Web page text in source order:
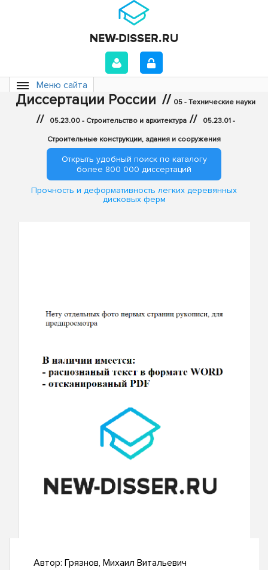
Меню сайта
Диссертации России // 05 - Технические науки
// 05.23.00 - Строительство и архитектура // 05.23.01 -
Строительные конструкции, здания и сооружения
Открыть удобный поиск по каталогу
более 800 000 диссертаций
Прочность и деформативность легких деревянных
дисковых ферм
Автор: Грязнов, Михаил Витальевич